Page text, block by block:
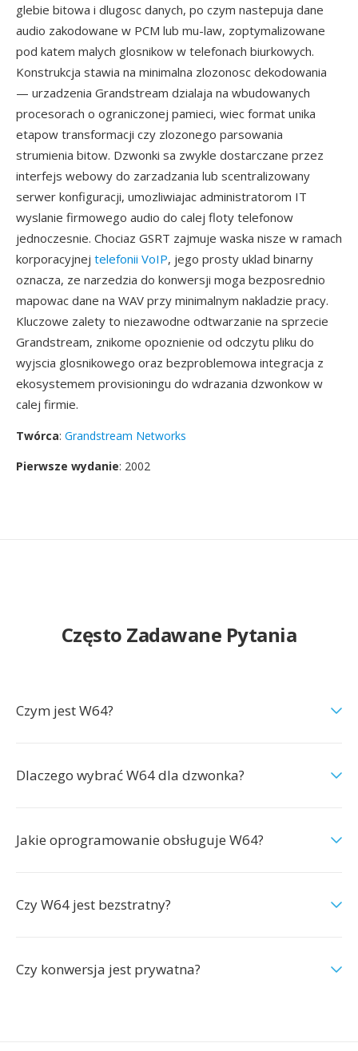
glebie bitowa i dlugosc danych, po czym nastepuja dane
audio zakodowane w PCM lub mu-law, zoptymalizowane
pod katem malych glosnikow w telefonach biurkowych.
Konstrukcja stawia na minimalna zlozonosc dekodowania
— urzadzenia Grandstream dzialaja na wbudowanych
procesorach o ograniczonej pamieci, wiec format unika
etapow transformacji czy zlozonego parsowania
strumienia bitow. Dzwonki sa zwykle dostarczane przez
interfejs webowy do zarzadzania lub scentralizowany
serwer konfiguracji, umozliwiajac administratorom IT
wyslanie firmowego audio do calej floty telefonow
jednoczesnie. Chociaz GSRT zajmuje waska nisze w ramach
korporacyjnej telefonii VoIP, jego prosty uklad binarny
oznacza, ze narzedzia do konwersji moga bezposrednio
mapowac dane na WAV przy minimalnym nakladzie pracy.
Kluczowe zalety to niezawodne odtwarzanie na sprzecie
Grandstream, znikome opoznienie od odczytu pliku do
wyjscia glosnikowego oraz bezproblemowa integracja z
ekosystemem provisioningu do wdrazania dzwonkow w
calej firmie.
Twórca: Grandstream Networks
Pierwsze wydanie: 2002
Często Zadawane Pytania
Czym jest W64?
Dlaczego wybrać W64 dla dzwonka?
Jakie oprogramowanie obsługuje W64?
Czy W64 jest bezstratny?
Czy konwersja jest prywatna?